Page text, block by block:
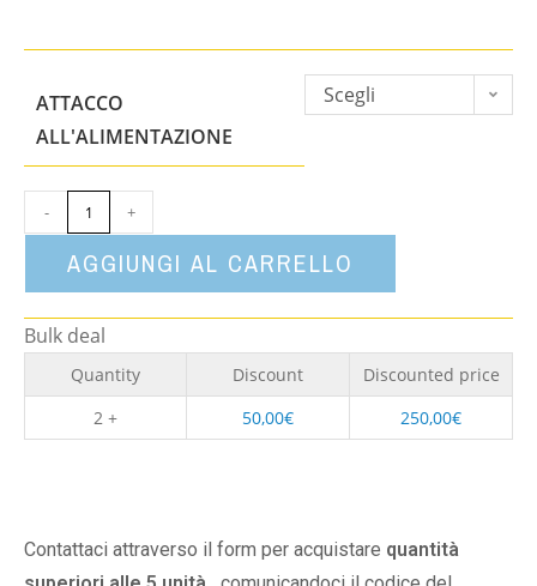
ATTACCO
ALL'ALIMENTAZIONE
Scegli
- +
AGGIUNGI AL CARRELLO
Bulk deal
Quantity Discount
Discounted price
2 +
50,00€ 250,00€
Contattaci attraverso il form per acquistare quantità